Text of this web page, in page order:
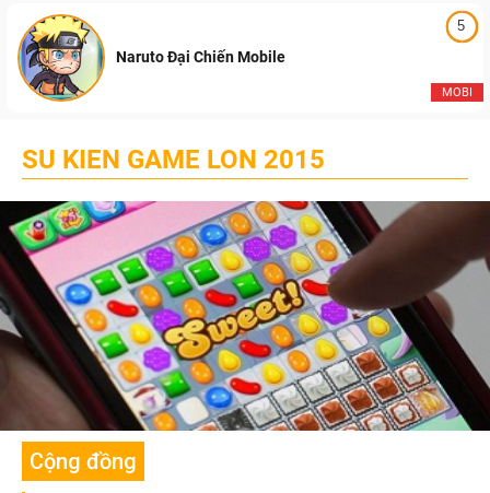
5
MOBI
Naruto Đại Chiến Mobile
SU KIEN GAME LON 2015
Cộng đồng